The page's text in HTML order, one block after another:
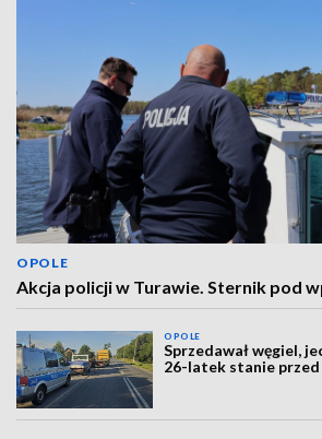
OPOLE
Akcja policji w Turawie. Sternik pod
OPOLE
Sprzedawał węgiel,
26-latek stanie przed